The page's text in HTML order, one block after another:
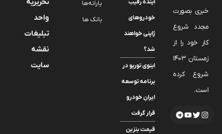
خبری بصورت
مجدد شروع
کار خود را از
زمستان 1403
شروع کرده
است.
آینده رقیب
خودروهای
ژاپنی خواهند
شد؟
اینوی توربو در
برنامه توسعه
ایران خودرو
قرار گرفت
قیمت بنزین
یارانه‌ها
بانک ها
تحریریه
واحد
تبلیغات
نقشه
سایت